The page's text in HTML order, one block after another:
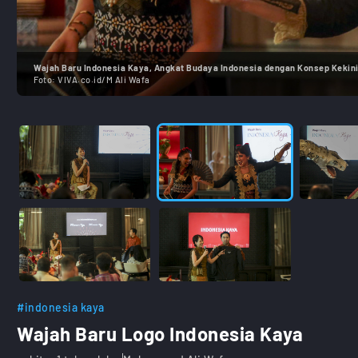
Wajah Baru Indonesia Kaya, Angkat Budaya Indonesia dengan Konsep
Foto: VIVA.co.id/M Ali Wafa
#indonesia kaya
Wajah Baru Logo Indonesia Kaya